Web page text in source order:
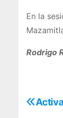
En la
Rodrigo
N